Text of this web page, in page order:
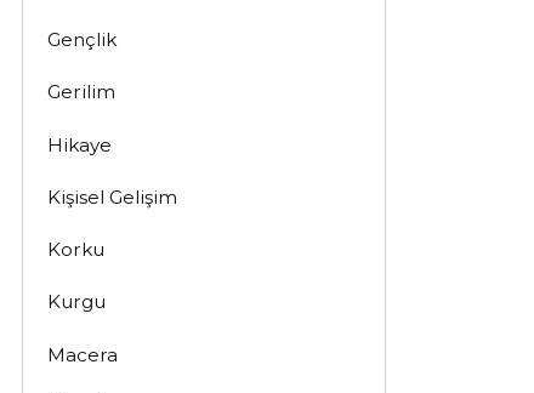
Gençlik
Gerilim
Hikaye
Kişisel Gelişim
Korku
Kurgu
Macera